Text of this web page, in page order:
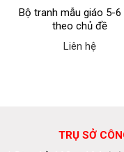
Bộ tranh mẫu giáo 5-6
theo chủ đề
Liên hệ
TRỤ SỞ